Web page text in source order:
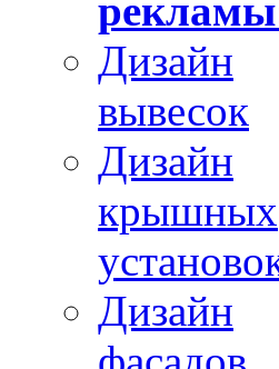
Дизайн
вывесок
Дизайн
крышных
Дизайн